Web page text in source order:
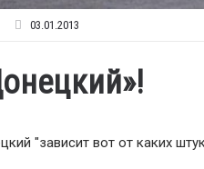
03.01.2013
"зависит вот от каких